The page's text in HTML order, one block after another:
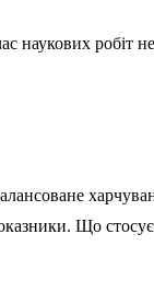
наукових робіт
Що